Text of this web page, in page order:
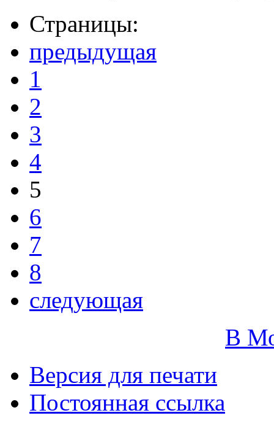
Страницы:
предыдущая
1
2
3
4
5
6
7
8
следующая
В
Версия для печати
Постоянная ссылка